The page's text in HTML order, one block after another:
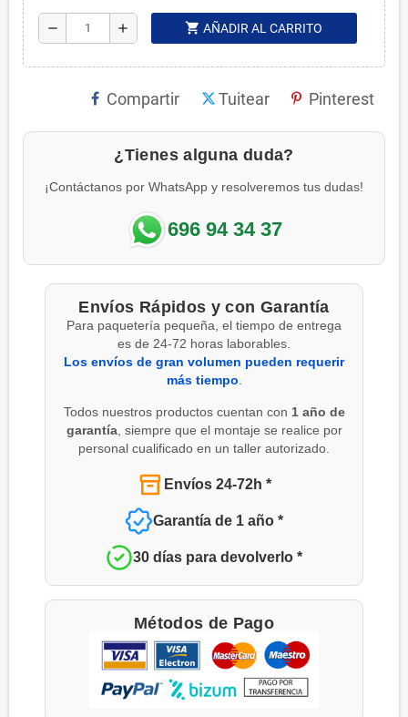
remove add shopping_cart AÑADIR AL CARRITO
Compartir Tuitear Pinterest
¿Tienes alguna duda?
¡Contáctanos por WhatsApp y resolveremos tus dudas!
696 94 34 37
Envíos Rápidos y con Garantía
Para paquetería pequeña, el tiempo de entrega
es de 24-72 horas laborables.
Los envíos de gran volumen pueden requerir
más tiempo
Todos nuestros productos cuentan con 1 año de
garantía, siempre que el montaje se realice por
personal cualificado en un taller autorizado.
Envíos 24-72h *
Garantía de 1 año *
30 días para devolverlo *
Métodos de Pago